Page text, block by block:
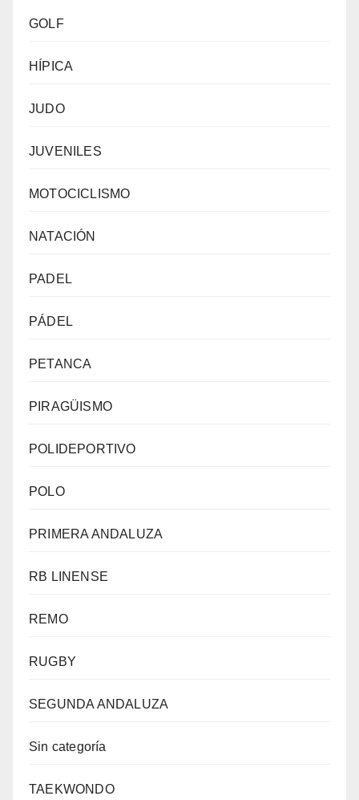
GOLF
HÍPICA
JUDO
JUVENILES
MOTOCICLISMO
NATACIÓN
PADEL
PÁDEL
PETANCA
PIRAGÜISMO
POLIDEPORTIVO
POLO
PRIMERA ANDALUZA
RB LINENSE
REMO
RUGBY
SEGUNDA ANDALUZA
Sin categoría
TAEKWONDO